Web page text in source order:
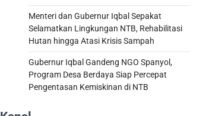
Menteri dan Gubernur Iqbal Sepakat
Selamatkan Lingkungan NTB, Rehabilitasi
Hutan hingga Atasi Krisis Sampah
Gubernur Iqbal Gandeng NGO Spanyol,
Program Desa Berdaya Siap Percepat
Pengentasan Kemiskinan di NTB